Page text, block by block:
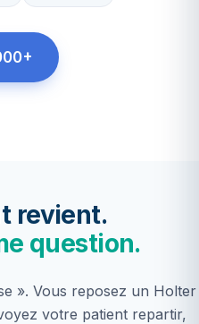
revient.
question.
». Vous reposez un Holter
votre patient repartir,